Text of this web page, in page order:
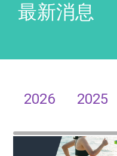
最新消息
2026 2025